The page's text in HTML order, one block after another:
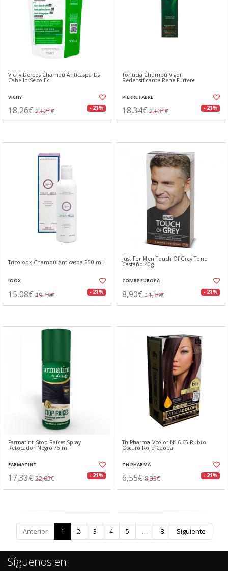
Vichy Dercos Champú Anticaspa Ds
Cabello Seco Ec
VICHY
18,26€ 23,24€ - 21%
Tonucia Champú Vigor
Redensificante Rene Furtere
PIERRE FABRE
18,34€ 23,34€ - 21%
Tricoioox Champú Anticaspa 250 ml
IOOX
15,08€ 19,19€ - 21%
Just For Men Touch Of Grey Tono
Castaño 40g
COMBE EUROPA
8,90€ 11,33€ - 21%
Farmatint Stop Raíces Spray
Retocador Negro 75 ml
FARMATINT
17,33€ 22,05€ - 21%
Th Pharma Vcolor Nº 6.65 Rubio
Oscuro Rojo Caoba
TH PHARMA
6,55€ 8,33€ - 21%
Anterior 1 2 3 4 5 … 8 Siguiente
Síguenos en: